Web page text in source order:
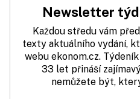
Newsletter
Každou středu vám
texty aktuálního vydání,
webu ekonom.cz.
33 let přináší
nemůžete být,